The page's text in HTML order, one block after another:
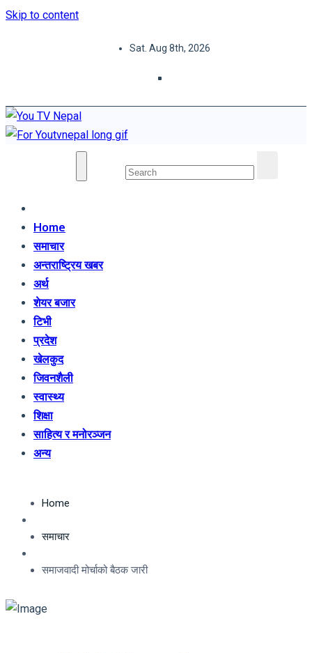
Skip to content
Sat. Aug 8th, 2026
Home
समाचार
अन्तराष्ट्रिय खबर
अर्थ
शेयर बजार
टिभी
प्रदेश
खेलकुद
जिवनशैली
स्वास्थ्य
शिक्षा
साहित्य र मनोरञ्जन
अन्य
Home
समाचार
समाजवादी मोर्चाको बैठक जारी